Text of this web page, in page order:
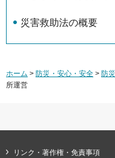
災害救助法の概要
ホーム > 防災・安心・安全 > 防災
所運営
リンク・著作権・免責事項